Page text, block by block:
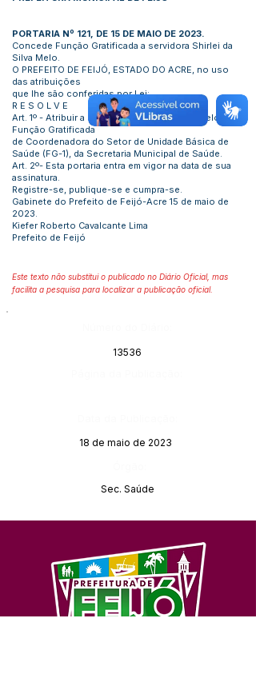
PORTARIA Nº 121, DE 15 DE MAIO DE 2023.
Concede Função Gratificada a servidora Shirlei da
Silva Melo.
O PREFEITO DE FEIJÓ, ESTADO DO ACRE, no uso
das atribuições
que lhe são conferidas por Lei:
R E S O L V E
Art. 1º - Atribuir a servidora Shirlei da Silva Melo, a
Função Gratificada
de Coordenadora do Setor de Unidade Básica de
Saúde (FG-1), da Secretaria Municipal de Saúde.
Art. 2º- Esta portaria entra em vigor na data de sua
assinatura.
Registre-se, publique-se e cumpra-se.
Gabinete do Prefeito de Feijó-Acre 15 de maio de
2023.
Kiefer Roberto Cavalcante Lima
Prefeito de Feijó
Este texto não substitui o publicado no Diário Oficial, mas
facilita a pesquisa para localizar a publicação oficial.
13536
18 de maio de 2023
Sec. Saúde